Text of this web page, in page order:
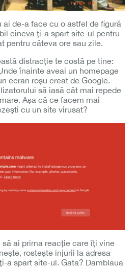
ai de-a face cu o astfel de figură
cineva ți-a spart site-ul pentru
pentru câteva ore sau zile.
distracție te costă pe tine:
înainte aveai un homepage
ecran roșu creat de Google.
să iasă cât mai repede
Așa că ce facem mai
cu un site virusat?
ai prima reacție care îți vine
rostește injurii la adresa
a spart site-ul. Gata? Damblaua